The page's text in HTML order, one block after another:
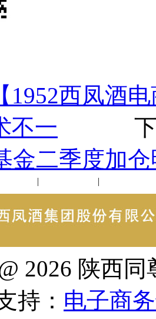
【1952西凤酒
不一 下一
金二季度加
| |
2026 陕西
持： 电子商